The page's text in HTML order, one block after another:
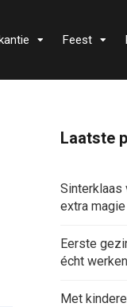
Feest
Laatste
Sinterklaas
extra magie
Eerste
écht
Met